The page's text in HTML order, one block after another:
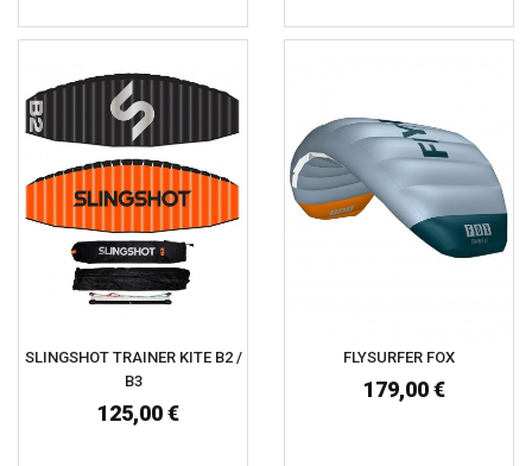
SLINGSHOT TRAINER KITE B2 /
B3
125,00 €
FLYSURFER FOX
179,00 €